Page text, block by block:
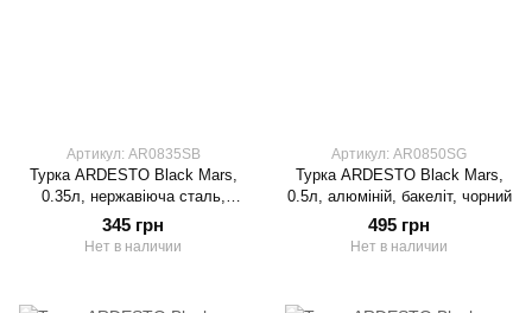
Артикул: AR0835SB
Турка ARDESTO Black Mars,
0.35л, нержавіюча сталь,
бакеліт
345 грн
Нет в наличии
Артикул: AR0850SG
Турка ARDESTO Black Mars,
0.5л, алюміній, бакеліт, чорний
495 грн
Нет в наличии